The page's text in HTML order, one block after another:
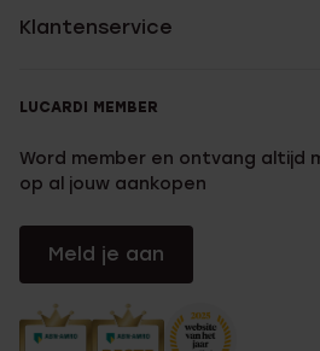
Klantenservice
LUCARDI MEMBER
Word member en ontvang altijd
op al jouw aankopen
Meld je aan